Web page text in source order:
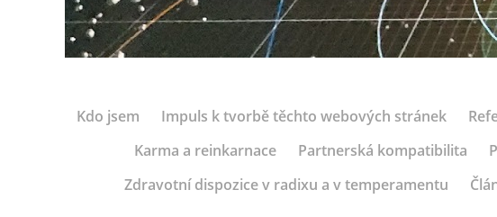
Kdo jsem Impuls k tvorbě těchto webových stránek
Karma a reinkarnace
Partnerská kompatibilita
Zdravotní dispozice v radixu a v temperamentu